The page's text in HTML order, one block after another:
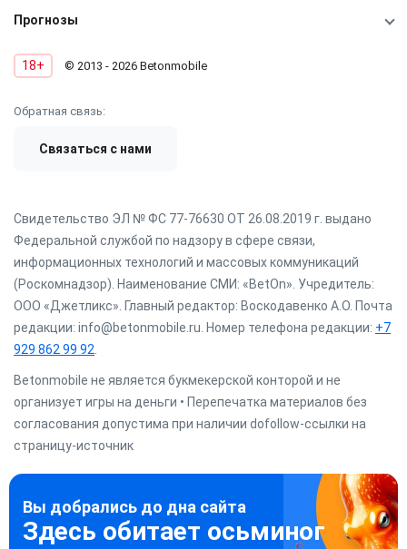
Прогнозы
18+ © 2013 - 2026 Betonmobile
Обратная связь:
Связаться с нами
Свидетельство ЭЛ № ФС 77-76630 ОТ 26.08.2019 г. выдано
Федеральной службой по надзору в сфере связи,
информационных технологий и массовых коммуникаций
(Роскомнадзор). Наименование СМИ: «BetOn». Учредитель:
ООО «Джетликс». Главный редактор: Воскодавенко А.О. Почта
редакции: info@betonmobile.ru. Номер телефона редакции: +7
929 862 99 92
Betonmobile не является букмекерской конторой и не
организует игры на деньги • Перепечатка материалов без
согласования допустима при наличии dofollow-ссылки на
страницу-источник